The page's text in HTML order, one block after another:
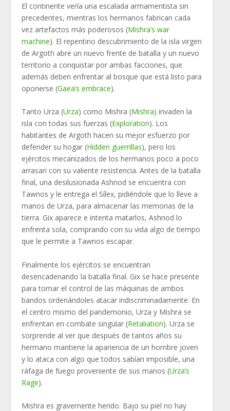
El continente vería una escalada armamentista sin
precedentes, mientras los hermanos fabrican cada
vez artefactos más poderosos (Mishra’s war
machine). El repentino descubrimiento de la isla virgen
de Argoth abre un nuevo frente de batalla y un nuevo
territorio a conquistar por ambas facciones, que
además deben enfrentar al bosque que está listo para
oponerse (Gaea’s embrace).
Tanto Urza (Urza) como Mishra (Mishra) invaden la
isla con todas sus fuerzas (Exploration). Los
habitantes de Argoth hacen su mejor esfuerzo por
defender su hogar (Hidden guerrillas), pero los
ejércitos mecanizados de los hermanos poco a poco
arrasan con su valiente resistencia. Antes de la batalla
final, una desilusionada Ashnod se encuentra con
Tawnos y le entrega el Sílex, pidiéndole que lo lleve a
manos de Urza, para ​​almacenar las memorias de la
tierra. Gix aparece e intenta matarlos, Ashnod lo
enfrenta sola, comprando con su vida algo de tiempo
que le permite a Tawnos escapar.
Finalmente los ejércitos se encuentran
desencadenando la batalla final. Gix se hace presente
para tomar el control de las máquinas de ambos
bandos ordenándoles atacar indiscriminadamente. En
el centro mismo del pandemonio, Urza y Mishra se
enfrentan en combate singular (Retaliation). Urza se
sorprende al ver que después de tantos años su
hermano mantiene la apariencia de un hombre joven
y lo ataca con algo que todos sabían imposible, una
ráfaga de fuego proveniente de sus manos (Urza’s
Rage).
Mishra es gravemente herido. Bajo su piel no hay